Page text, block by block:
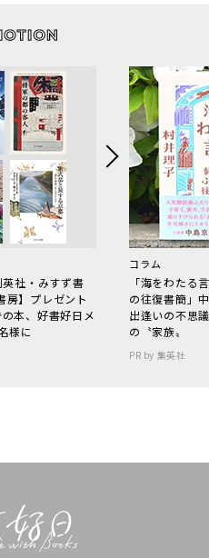
英社・みすず書
房】プレゼント
本、好書好日メ
様に
コラム
「海をわた
の往復書簡」
出逢いの不思
の〝家族〟
PR by 集英社